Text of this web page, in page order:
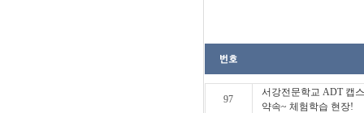
97
서강전문학교 ADT 캡
약속~ 체험학습 현장!